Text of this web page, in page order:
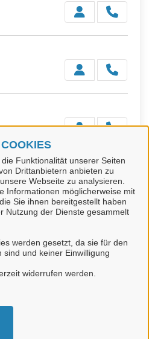
Funktionalität unserer Seiten
Drittanbietern anbieten zu
Webseite zu analysieren.
Informationen möglicherweise mit
Sie ihnen bereitgestellt haben
Nutzung der Dienste gesammelt
werden gesetzt, da sie für den
und keiner Einwilligung
widerrufen werden.